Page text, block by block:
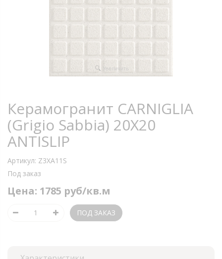
Увеличить
Керамогранит CARNIGLIA
(Grigio Sabbia) 20X20
ANTISLIP
Артикул: Z3XA11S
Под заказ
Цена: 1785 руб/кв.м